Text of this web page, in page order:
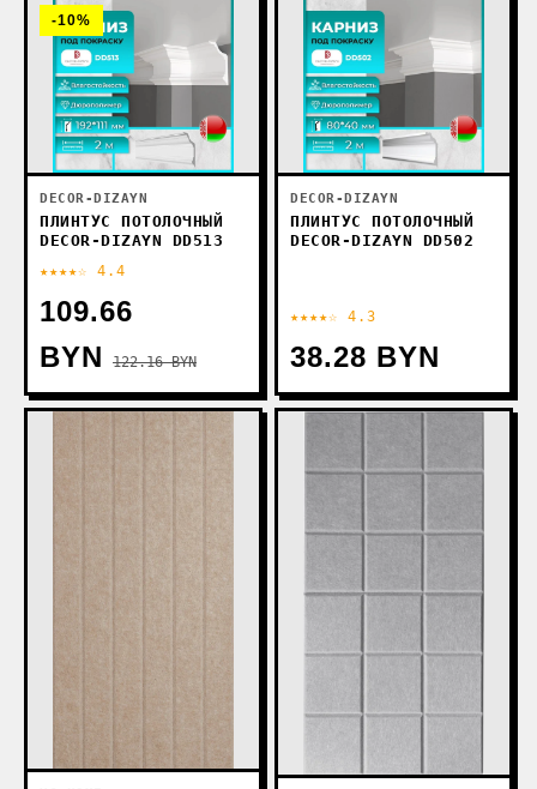
-10%
DECOR-DIZAYN
ПЛИНТУС ПОТОЛОЧНЫЙ
DECOR-DIZAYN DD513
★★★★☆ 4.4
109.66
BYN
122.16 BYN
DECOR-DIZAYN
ПЛИНТУС ПОТОЛОЧНЫЙ
DECOR-DIZAYN DD502
★★★★☆ 4.3
38.28 BYN